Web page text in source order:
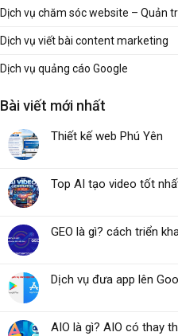
Dịch vụ chăm sóc website – Quản
Dịch vụ viết bài content marketing
Dịch vụ quảng cáo Google
Bài viết mới nhất
Thiết kế web Phú Yên
Top AI tạo video tốt
GEO là gì? cách triển
Dịch vụ đưa app lên
AIO là gì? AIO có thay